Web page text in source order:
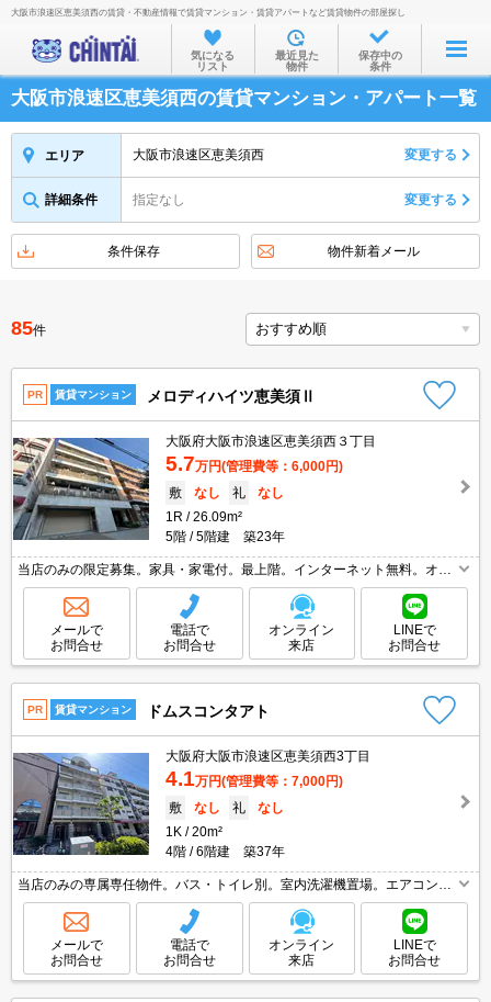
お部屋を探す
沿線・駅から
住所から
家賃相場から
物件特集から
不動産会社から
TOP
大阪市浪速区恵美須西の賃貸・不動産情報で賃貸マンション・賃貸アパートなど賃貸物件の部屋探し
気になる
リスト
最近見た
物件
保存中の
条件
大阪市浪速区恵美須西の賃貸マンション・アパート一覧
エリア 大阪市浪速区恵美須西 変更する
詳細条件 指定なし 変更する
条件保存 物件新着メール
85件
PR 賃貸マンション メロディハイツ恵美須Ⅱ
大阪府大阪市浪速区恵美須西３丁目
5.7万円(管理費等：6,000円)
敷
なし 礼
なし
1R
26.09m²
5階
5階建 築23年
当店のみの限定募集。家具・家電付。最上階。インターネット無料。オー
トロック・エレベーター付RCマンション!。独立洗面台が便利。収納たっ
ぷり。保証人不要。
メールで
お問合せ
電話で
お問合せ
オンライン
来店
LINEで
お問合せ
PR 賃貸マンション ドムスコンタアト
大阪府大阪市浪速区恵美須西3丁目
4.1万円(管理費等：7,000円)
敷
なし 礼
なし
1K
20m²
4階
6階建 築37年
当店のみの専属専任物件。バス・トイレ別。室内洗濯機置場。エアコン1
基付き。駅近くでラクラク便利。保証人不要。お問い合わせお待ちしてお
ります。
メールで
お問合せ
電話で
お問合せ
オンライン
来店
LINEで
お問合せ